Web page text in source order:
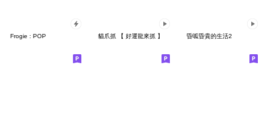
Frogie : POP 貓爪抓 【 好運龍來抓 】 昏呱昏貴的生活2